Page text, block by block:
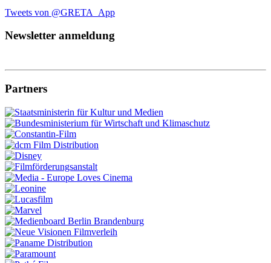
Tweets von @GRETA_App
Newsletter anmeldung
Partners